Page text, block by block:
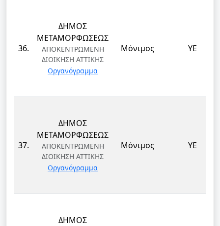
36.
ΔΗΜΟΣ
ΜΕΤΑΜΟΡΦΩΣΕΩΣ
ΑΠΟΚΕΝΤΡΩΜΕΝΗ
ΔΙΟΙΚΗΣΗ ΑΤΤΙΚΗΣ
Οργανόγραμμα
Μόνιμος ΥΕ
37.
ΔΗΜΟΣ
ΜΕΤΑΜΟΡΦΩΣΕΩΣ
ΑΠΟΚΕΝΤΡΩΜΕΝΗ
ΔΙΟΙΚΗΣΗ ΑΤΤΙΚΗΣ
Οργανόγραμμα
Μόνιμος ΥΕ
ΔΗΜΟΣ